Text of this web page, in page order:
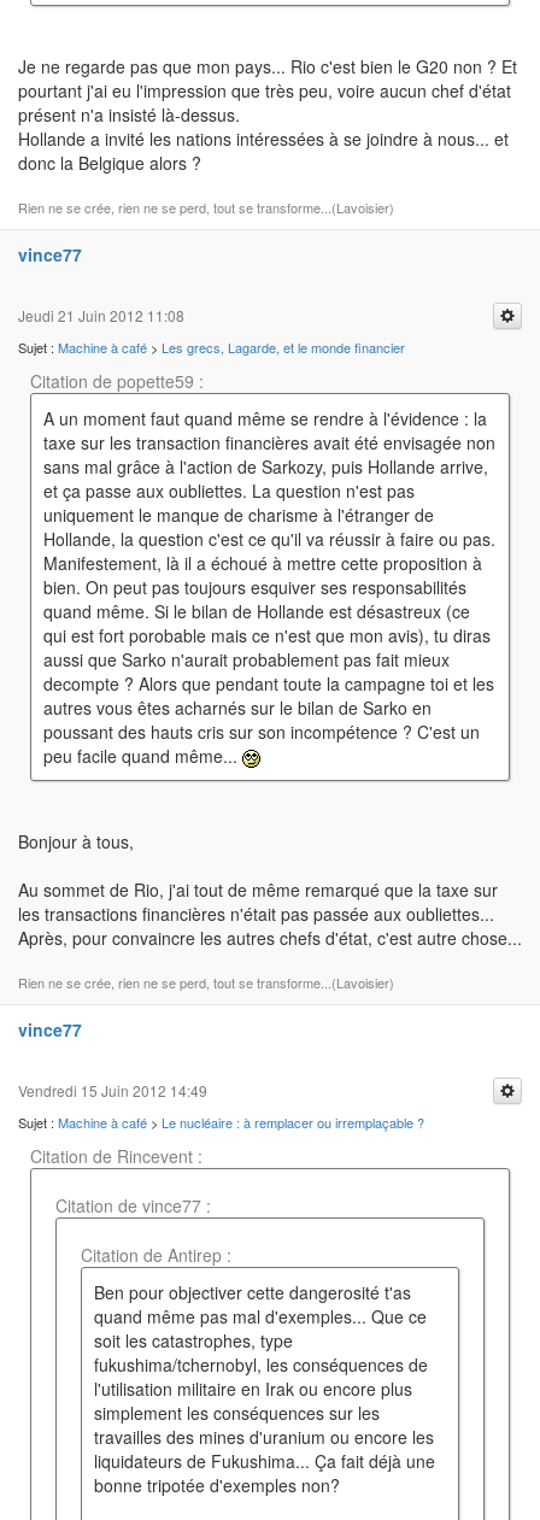
Je ne regarde pas que mon pays... Rio c'est bien le G20 non ? Et
pourtant j'ai eu l'impression que très peu, voire aucun chef d'état
présent n'a insisté là-dessus.
Hollande a invité les nations intéressées à se joindre à nous... et
donc la Belgique alors ?
Rien ne se crée, rien ne se perd, tout se transforme...(Lavoisier)
vince77
Jeudi 21 Juin 2012 11:08
Sujet : Machine à café > Les grecs, Lagarde, et le monde financier
Citation de popette59 :
A un moment faut quand même se rendre à l'évidence : la
taxe sur les transaction financières avait été envisagée non
sans mal grâce à l'action de Sarkozy, puis Hollande arrive,
et ça passe aux oubliettes. La question n'est pas
uniquement le manque de charisme à l'étranger de
Hollande, la question c'est ce qu'il va réussir à faire ou pas.
Manifestement, là il a échoué à mettre cette proposition à
bien. On peut pas toujours esquiver ses responsabilités
quand même. Si le bilan de Hollande est désastreux (ce
qui est fort porobable mais ce n'est que mon avis), tu diras
aussi que Sarko n'aurait probablement pas fait mieux
decompte ? Alors que pendant toute la campagne toi et les
autres vous êtes acharnés sur le bilan de Sarko en
poussant des hauts cris sur son incompétence ? C'est un
peu facile quand même...
Bonjour à tous,
Au sommet de Rio, j'ai tout de même remarqué que la taxe sur
les transactions financières n'était pas passée aux oubliettes...
Après, pour convaincre les autres chefs d'état, c'est autre chose...
Rien ne se crée, rien ne se perd, tout se transforme...(Lavoisier)
vince77
Vendredi 15 Juin 2012 14:49
Sujet : Machine à café > Le nucléaire : à remplacer ou irremplaçable ?
Citation de Rincevent :
Citation de vince77 :
Citation de Antirep :
Ben pour objectiver cette dangerosité t'as
quand même pas mal d'exemples... Que ce
soit les catastrophes, type
fukushima/tchernobyl, les conséquences de
l'utilisation militaire en Irak ou encore plus
simplement les conséquences sur les
travailles des mines d'uranium ou encore les
liquidateurs de Fukushima... Ça fait déjà une
bonne tripotée d'exemples non?